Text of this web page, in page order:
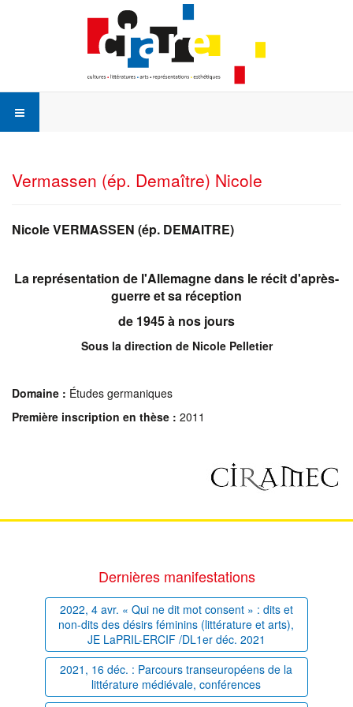
Vermassen (ép. Demaître) Nicole
Nicole VERMASSEN (ép. DEMAITRE)
La représentation de l'Allemagne dans le récit d'après-
guerre et sa réception
de 1945 à nos jours
Sous la direction de Nicole Pelletier
Domaine : Études germaniques
Première inscription en thèse : 2011
Dernières manifestations
2022, 4 avr. « Qui ne dit mot consent » : dits et
non-dits des désirs féminins (littérature et arts),
JE LaPRIL-ERCIF /DL1er déc. 2021
2021, 16 déc. : Parcours transeuropéens de la
littérature médiévale, conférences